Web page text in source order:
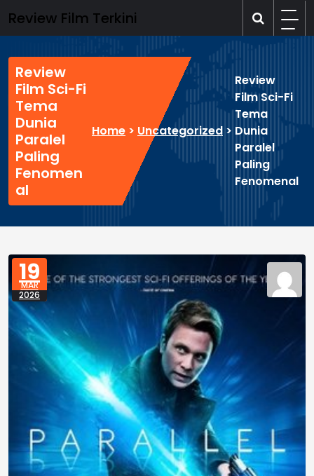
to
content
Review Film Terkini
Review
Film Sci-Fi
Tema
Dunia
Paralel
Paling
Fenomen
al
Home > Uncategorized >
Review
Film Sci-Fi
Tema
Dunia
Paralel
Paling
Fenomenal
19
MAR
2026